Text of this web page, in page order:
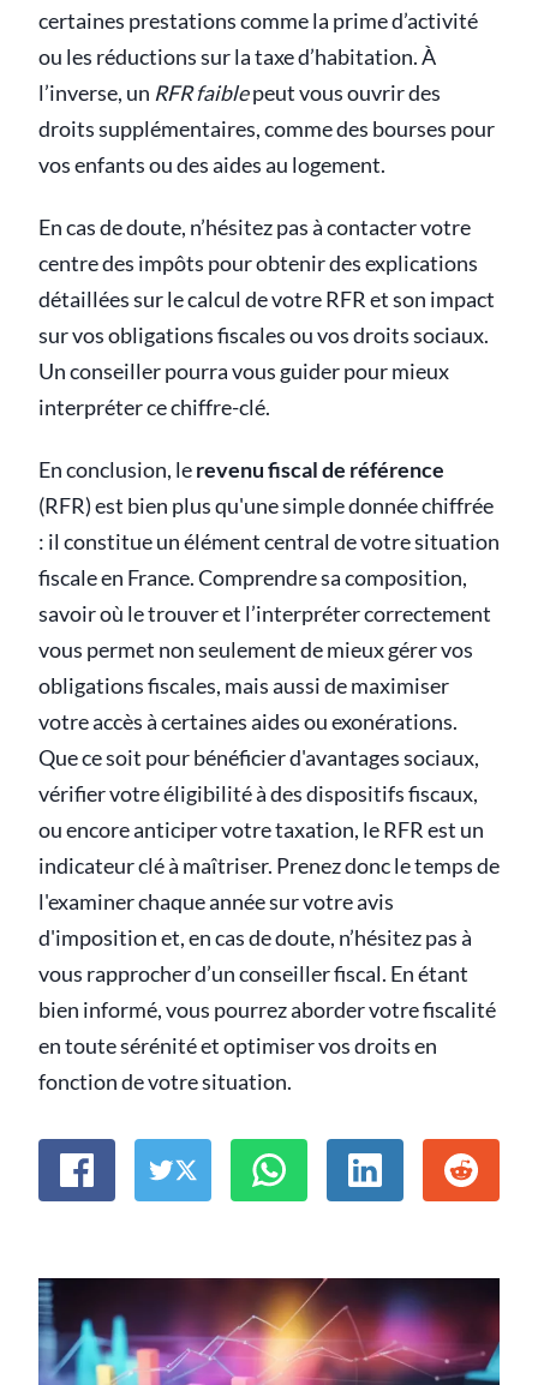
certaines prestations comme la prime d’activité
ou les réductions sur la taxe d’habitation. À
l’inverse, un RFR faiblepeut vous ouvrir des
droits supplémentaires, comme des bourses pour
vos enfants ou des aides au logement.
En cas de doute, n’hésitez pas à contacter votre
centre des impôts pour obtenir des explications
détaillées sur le calcul de votre RFR et son impact
sur vos obligations fiscales ou vos droits sociaux.
Un conseiller pourra vous guider pour mieux
interpréter ce chiffre-clé.
En conclusion, lerevenu fiscal de référence
(RFR) est bien plus qu'une simple donnée chiffrée
: il constitue un élément central de votre situation
fiscale en France. Comprendre sa composition,
savoir où le trouver et l’interpréter correctement
vous permet non seulement de mieux gérer vos
obligations fiscales, mais aussi de maximiser
votre accès à certaines aides ou exonérations.
Que ce soit pour bénéficier d'avantages sociaux,
vérifier votre éligibilité à des dispositifs fiscaux,
ou encore anticiper votre taxation, le RFR est un
indicateur clé à maîtriser. Prenez donc le temps de
l'examiner chaque année sur votre avis
d'imposition et, en cas de doute, n’hésitez pas à
vous rapprocher d’un conseiller fiscal. En étant
bien informé, vous pourrez aborder votre fiscalité
en toute sérénité et optimiser vos droits en
fonction de votre situation.